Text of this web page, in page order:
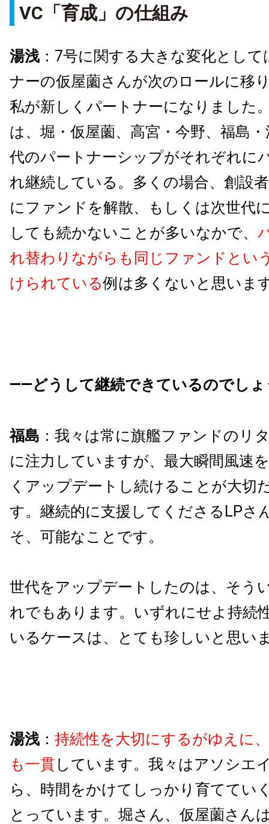
VC「育成」の仕組み
湯浅 ：7号に関する大きな変化とし
ナーの仮屋薗さんが次のロールに移
私が新しくパートナーになりました
は、堀・仮屋薗、高宮・今野、福島
代のパートナーシップがそれぞれに
れ継続している。多くの場合、創設
にファンドを解散、もしくは次世代
しても続かないことが多いなかで、
れ替わりながらも同じファンドとい
けられている例は多くないと思いま
――どうして継続できているのでしょ
福島 ：我々は常に旗艦ファンドのリ
に注力していますが、最大瞬間風速
くアップデートし続けることが大切
す。継続的に支援してくださるLPさ
そ、可能なことです。
世代をアップデートしたのは、そう
れでもあります。いずれにせよ持続
いるケースは、とても珍しいと思い
湯浅 ： 持続性を大切にするがゆえに
も一貫 しています。我々はアソシエ
ら、時間をかけてしっかり育ててい
とっています。堀さん、仮屋薗さん